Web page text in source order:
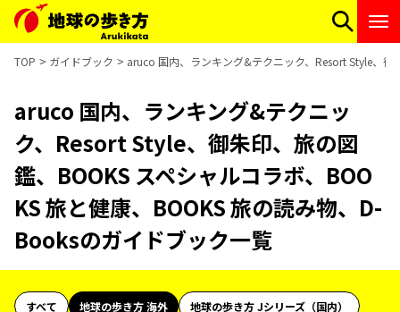
TOP ガイドブック aruco 国内、ランキング&テクニック、Resort Style、
aruco 国内、ランキング&テクニッ
ク、Resort Style、御朱印、旅の図
鑑、BOOKS スペシャルコラボ、BOO
KS 旅と健康、BOOKS 旅の読み物、D-
Booksのガイドブック一覧
すべて 地球の歩き方 海外
地球の歩き方 Jシリーズ（国内）